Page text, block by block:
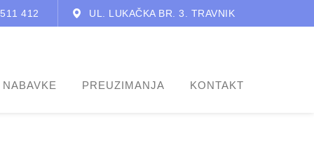
412 UL. LUKAČKA BR. 3. TRAVNIK
PREUZIMANJA KONTAKT